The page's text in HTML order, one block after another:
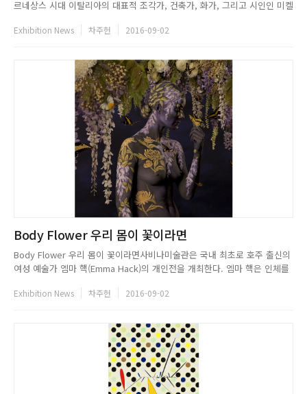
르네상스 시대 이탈리아의 대표적 조각가, 건축가, 화가, 그리고 시인인 미켈
시다. 이번 전시는 박물관을 그대로 옮겨놓은 듯한 공간으로 구성한 뮤제오
Exhibition News 차주헌 2016-09-02
Body Flower 우리 몸이 꽃이라면
Body Flower 우리 몸이 꽃이라면사비나미술관은 국내 최초로 호주 출신의
여성 예술가 엠마 핵(Emma Hack)의 개인전을 개최한다. 엠마 핵은 인체를
&middot;Camouflage)아트로 국제적 명성을 얻은 예술가다. 동식물의 생
Exhibition News 차주헌 2016-09-02